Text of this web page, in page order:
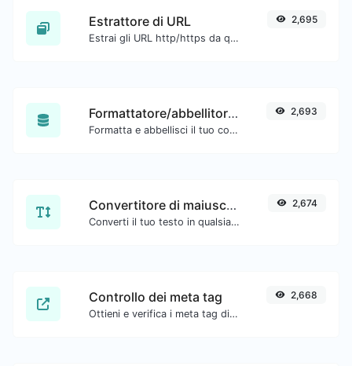
Estrattore di URL
Estrai gli URL http/https da qualsiasi tipo di contenuto testuale.
2,695
Formattatore/abbellitore SQL
Formatta e abbellisci il tuo codice SQL con facilità.
2,693
Convertitore di maiuscole/minuscole
Converti il tuo testo in qualsiasi tipo di formato, come minuscolo, MAIUSCOLO, camelCase...etc.
2,674
Controllo dei meta tag
Ottieni e verifica i meta tag di qualsiasi sito web.
2,668